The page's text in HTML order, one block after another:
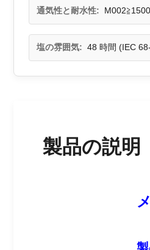
通気性と耐水性:
塩の雰囲気: 48 時間 (IEC
製品の説明